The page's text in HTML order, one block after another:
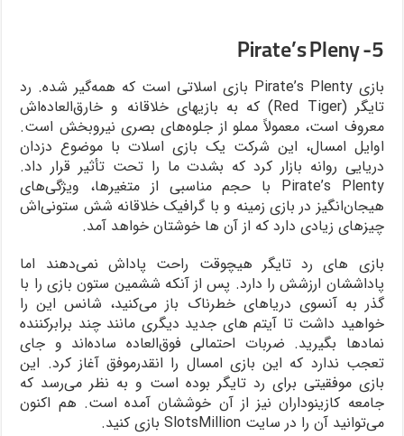
5- Pirate’s Pleny
بازی Pirate’s Plenty بازی اسلاتی است که همه‌گیر شده. رد
تایگر (Red Tiger) که به بازیهای خلاقانه و خارق‌العاده‌اش
معروف است، معمولاً مملو از جلوه‎‌های بصری نیروبخش است.
اوایل امسال، این شرکت یک بازی اسلات با موضوع دزدان
دریایی روانه بازار کرد که بشدت ما را تحت تأثیر قرار داد.
Pirate’s Plenty با حجم مناسبی از متغیرها، ویژگی‌های
هیجان‌انگیز در بازی زمینه و با گرافیک خلاقانه شش ستونی‌اش
چیزهای زیادی دارد که از آن ها خوشتان خواهد آمد.
بازی های رد تایگر هیچوقت راحت پاداش نمی‌دهند اما
پاداششان ارزشش را دارد. پس از آنکه ششمین ستون بازی را با
گذر به آنسوی دریاهای خطرناک باز می‌کنید، شانس این را
خواهید داشت تا آیتم های جدید دیگری مانند چند برابرکننده
نمادها بگیرید. ضربات احتمالی فوق‌العاده ساده‌اند و جای
تعجب ندارد که این بازی امسال را انقدرموفق آغاز کرد. این
بازی موفقیتی برای رد تایگر بوده است و به نظر می‌رسد که
جامعه کازینوداران نیز از آن خوششان آمده است. هم اکنون
می‌توانید آن را در سایت SlotsMillion بازی کنید.